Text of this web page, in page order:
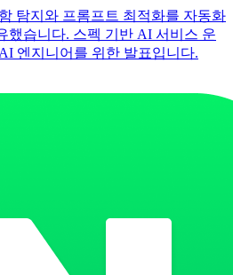
탐지와 프롬프트 최적화를 자동화
했습니다. 스펙 기반 AI 서비스 운
엔지니어를 위한 발표입니다.